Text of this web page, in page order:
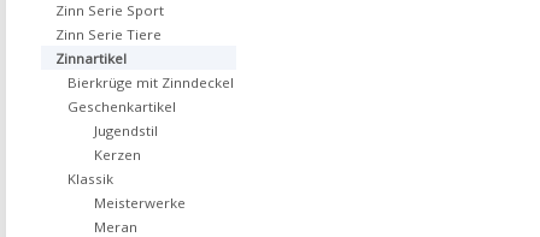
Zinn Serie Sport
Zinn Serie Tiere
Zinnartikel
Bierkrüge mit Zinndeckel
Geschenkartikel
Jugendstil
Kerzen
Klassik
Meisterwerke
Meran